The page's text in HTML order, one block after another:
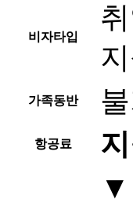
비자타입
가족동반
항공료
▼